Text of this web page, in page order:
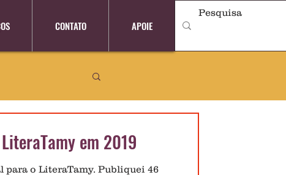
CONTATO APOIE
LiteraTamy em 2019
para o LiteraTamy. Publiquei 46